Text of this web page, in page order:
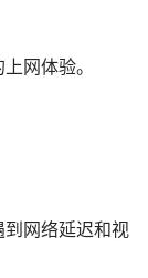
网体验。
网络延迟和视